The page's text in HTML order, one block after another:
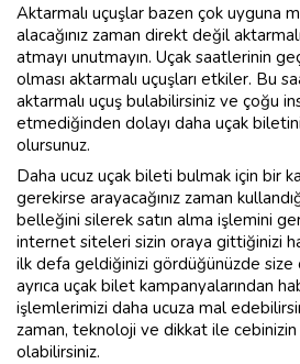
Aktarmalı uçuşlar bazen çok uyguna
alacağınız zaman direkt değil
atmayı unutmayın. Uçak saatlerinin
olması aktarmalı uçuşları etkiler. Bu
aktarmalı uçuş bulabilirsiniz ve çoğu
etmediğinden dolayı daha uçak
olursunuz.
Daha ucuz uçak bileti bulmak için bir
gerekirse arayacağınız zaman
belleğini silerek satın alma işlemini
internet siteleri sizin oraya gittiğinizi
ilk defa geldiğinizi gördüğünüzde size
ayrıca uçak bilet kampanyalarından
işlemlerimizi daha ucuza mal
zaman, teknoloji ve dikkat ile cebinizin
olabilirsiniz.